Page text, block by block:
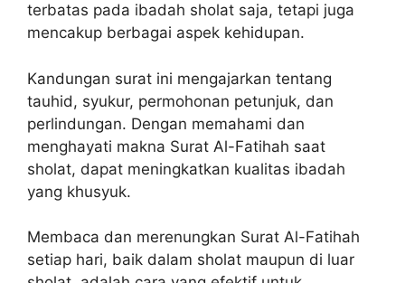
terbatas pada ibadah sholat saja, tetapi juga
mencakup berbagai aspek kehidupan.
Kandungan surat ini mengajarkan tentang
tauhid, syukur, permohonan petunjuk, dan
perlindungan. Dengan memahami dan
menghayati makna Surat Al-Fatihah saat
sholat, dapat meningkatkan kualitas ibadah
yang khusyuk.
Membaca dan merenungkan Surat Al-Fatihah
setiap hari, baik dalam sholat maupun di luar